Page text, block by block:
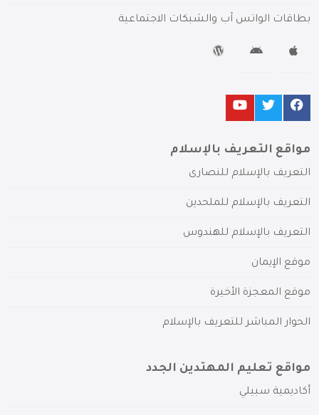
بطاقات الواتس آب والشبكات الاجتماعية
مواقع التعريف بالإسلام
التعريف بالإسلام للنصارى
التعريف بالإسلام للملحدين
التعريف بالإسلام للهندوس
موقع الإيمان
موقع المعجزة الأخيرة
الحوار المباشر للتعريف بالإسلام
مواقع تعليم المهتدين الجدد
أكاديمية سبيلي